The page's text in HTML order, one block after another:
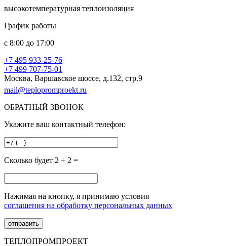
высокотемпературная теплоизоляция
График работы
с 8:00 до 17:00
+7 495 933-25-76
+7 499 707-75-01
Москва, Варшавское шоссе, д.132, стр.9
mail@teplopromproekt.ru
ОБРАТНЫЙ ЗВОНОК
Укажите ваш контактный телефон:
Сколько будет 2 + 2 =
Нажимая на кнопку, я принимаю условия
соглашения на обработку персональных данных
ТЕПЛОПРОМПРОЕКТ